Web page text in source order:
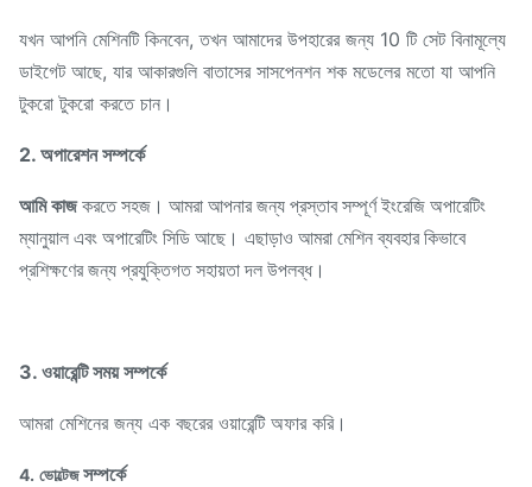
যখন আপনি মেশিনটি কিনবেন, তখন আমাদের উপহারের জন্য 10 টি সেট বিনামূল্যে
ডাইগেট আছে, যার আকারগুলি বাতাসের সাসপেনশন শক মডেলের মতো যা আপনি
টুকরো টুকরো করতে চান।
2. অপারেশন সম্পর্কে
আমি কাজকরতে সহজ। আমরা আপনার জন্য প্রস্তাব সম্পূর্ণ ইংরেজি অপারেটিং
ম্যানুয়াল এবং অপারেটিং সিডি আছে। এছাড়াও আমরা মেশিন ব্যবহার কিভাবে
প্রশিক্ষণের জন্য প্রযুক্তিগত সহায়তা দল উপলব্ধ।
3. ওয়ারেন্টি সময়সম্পর্কে
আমরা মেশিনের জন্য এক বছরের ওয়ারেন্টি অফার করি।
4. ভোল্টেজসম্পর্কে